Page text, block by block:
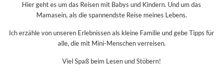
Hier geht es um das Reisen mit Babys und Kindern. Und um das
Mamasein, als die spannendste Reise meines Lebens.
Ich erzähle von unseren Erlebnissen als kleine Familie und gebe Tipps für
alle, die mit Mini-Menschen verreisen.
Viel Spaß beim Lesen und Stöbern!